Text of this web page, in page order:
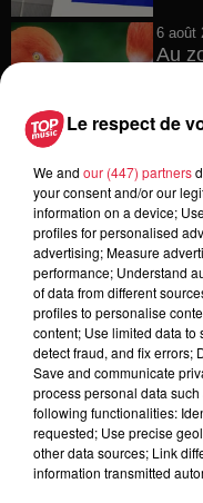
6 août
Au
6 août
Les
5 août
Le respect de
We and our (447) partners
your consent and/or our
information on a device;
profiles for personalised
advertising; Measure
performance; Understand
of data from different
profiles to personalise
content; Use limited data to
detect fraud, and fix errors;
Save and communicate
process personal data
following functionalities:
requested; Use precise
other data sources; Link
information transmitted